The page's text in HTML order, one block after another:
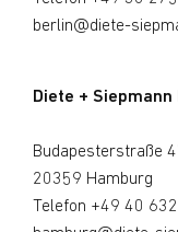
berlin@diete-
Diete +
Budapesterstraße
20359 Hamburg
Telefon +49 40